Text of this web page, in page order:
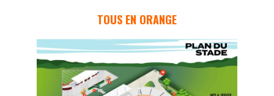
TOUS EN ORANGE